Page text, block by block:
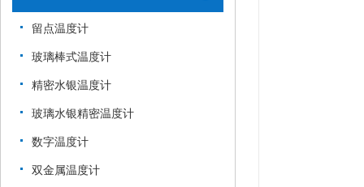
留点温度计
玻璃棒式温度计
精密水银温度计
玻璃水银精密温度计
数字温度计
双金属温度计